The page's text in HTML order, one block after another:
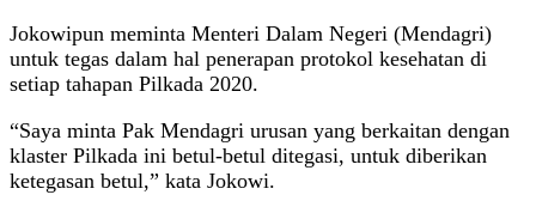
Jokowipun meminta Menteri Dalam Negeri (Mendagri)
untuk tegas dalam hal penerapan protokol kesehatan di
setiap tahapan Pilkada 2020.
“Saya minta Pak Mendagri urusan yang berkaitan dengan
klaster Pilkada ini betul-betul ditegasi, untuk diberikan
ketegasan betul,” kata Jokowi.